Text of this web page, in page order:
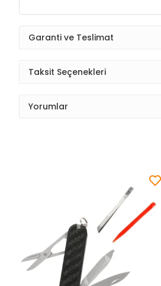
Garanti ve Teslimat
Taksit Seçenekleri
Yorumlar